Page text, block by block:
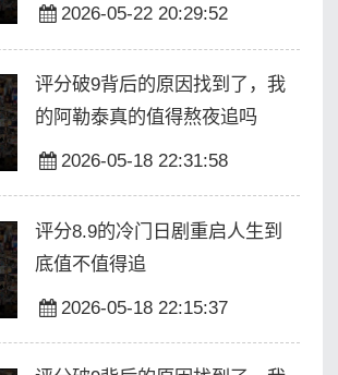
2026-05-22 20:29:52
评分破9背后的原因找到了，我
的阿勒泰真的值得熬夜追吗
2026-05-18 22:31:58
评分8.9的冷门日剧重启人生到
底值不值得追
2026-05-18 22:15:37